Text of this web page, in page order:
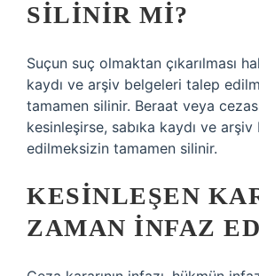
SILINIR MI?
Suçun suç olmaktan çıkarılması
kaydı ve arşiv belgeleri talep
tamamen silinir. Beraat veya
kesinleşirse, sabıka kaydı ve
edilmeksizin tamamen silinir.
KESINLEŞEN
ZAMAN INFAZ